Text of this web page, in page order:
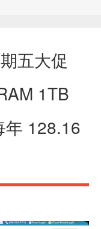
五大促
1TB
年 128.16